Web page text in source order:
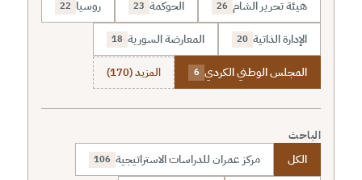
هيئة تحرير الشام 26 الحوكمة 23 روسيا 22
الإدارة الذاتية 20 المعارضة السورية 18
المجلس الوطني الكردي 6 المزيد (170)
الباحث
الكل مركز عمران للدراسات الاستراتيجية 106